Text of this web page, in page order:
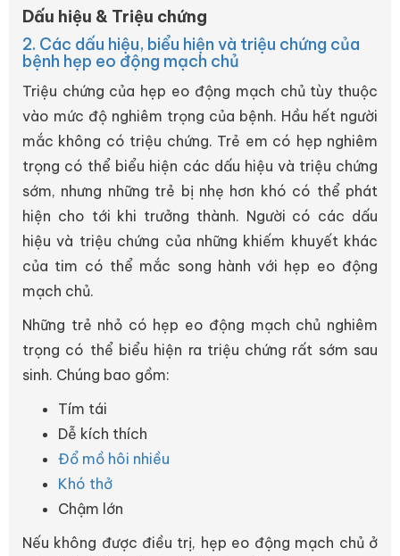
Dấu hiệu & Triệu chứng
2. Các dấu hiệu, biểu hiện và triệu chứng của
bệnh hẹp eo động mạch chủ
Triệu chứng của hẹp eo động mạch chủ tùy thuộc
vào mức độ nghiêm trọng của bệnh. Hầu hết người
mắc không có triệu chứng. Trẻ em có hẹp nghiêm
trọng có thể biểu hiện các dấu hiệu và triệu chứng
sớm, nhưng những trẻ bị nhẹ hơn khó có thể phát
hiện cho tới khi trưởng thành. Người có các dấu
hiệu và triệu chứng của những khiếm khuyết khác
của tim có thể mắc song hành với hẹp eo động
mạch chủ.
Những trẻ nhỏ có hẹp eo động mạch chủ nghiêm
trọng có thể biểu hiện ra triệu chứng rất sớm sau
sinh. Chúng bao gồm:
Tím tái
Dễ kích thích
Đổ mồ hôi nhiều
Khó thở
Chậm lớn
Nếu không được điều trị, hẹp eo động mạch chủ ở